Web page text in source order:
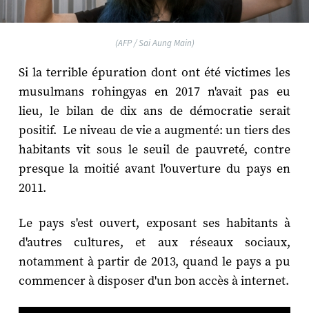
(AFP / Sai Aung Main)
Si la terrible épuration dont ont été victimes les
musulmans rohingyas en 2017 n'avait pas eu
lieu, le bilan de dix ans de démocratie serait
positif. Le niveau de vie a augmenté: un tiers des
habitants vit sous le seuil de pauvreté, contre
presque la moitié avant l'ouverture du pays en
2011.
Le pays s'est ouvert, exposant ses habitants à
d'autres cultures, et aux réseaux sociaux,
notamment à partir de 2013, quand le pays a pu
commencer à disposer d'un bon accès à internet.